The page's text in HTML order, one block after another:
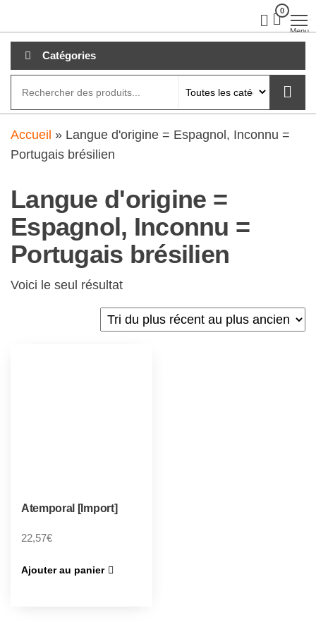
au
contenu
0
Menu
Catégories
Accueil » Langue d'origine = Espagnol, Inconnu =
Portugais brésilien
Langue d'origine =
Espagnol, Inconnu =
Portugais brésilien
Voici le seul résultat
Atemporal [Import]
22,57€
Ajouter au panier